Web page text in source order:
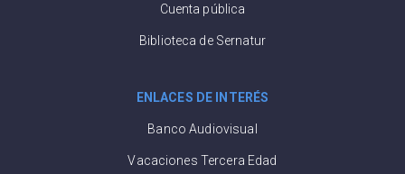
Cuenta pública
Biblioteca de Sernatur
ENLACES DE INTERÉS
Banco Audiovisual
Vacaciones Tercera Edad